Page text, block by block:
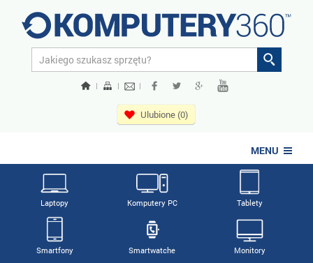
| | |
Ulubione (0)
MENU
Laptopy Komputery PC Tablety
Smartfony Smartwatche Monitory